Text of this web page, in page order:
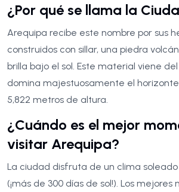
¿Por qué se llama la
Arequipa recibe este nombre por sus
construidos con sillar, una piedra
brilla bajo el sol. Este material viene
domina majestuosamente el
5,822 metros de altura.
¿Cuándo es el mejor
visitar Arequipa?
La ciudad disfruta de un clima
(¡más de 300 días de sol!). Los